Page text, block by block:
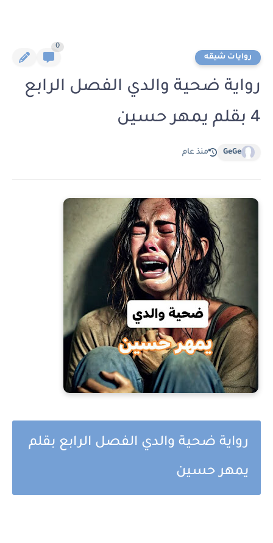
روايات شيقه
0
رواية ضحية والدي الفصل الرابع
4 بقلم يمهر حسين
GeGe منذ عام
رواية ضحية والدي الفصل الرابع بقلم
يمهر حسين